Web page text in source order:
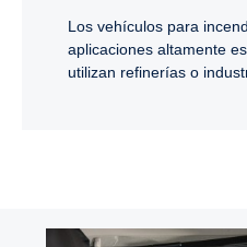
Los vehículos para
aplicaciones altamente
utilizan refinerías o